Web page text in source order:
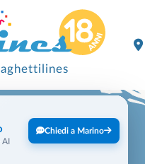
AI
Chiedi a Marino